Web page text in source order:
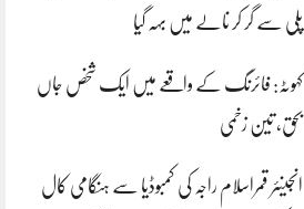
پلی سے گر کر نالے میں بہہ گیا
کہوٹہ: فائرنگ کے واقعے میں ایک شخص جاں
بحق، تین زخمی
انجینئر قمراسلام راجہ کی کمبوڈیا سے ہنگامی کال